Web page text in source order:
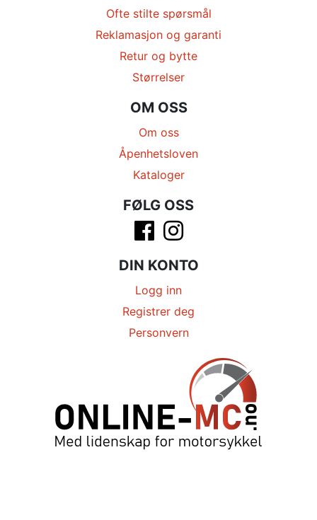
Ofte stilte spørsmål
Reklamasjon og garanti
Retur og bytte
Størrelser
OM OSS
Om oss
Åpenhetsloven
Kataloger
FØLG OSS
DIN KONTO
Logg inn
Registrer deg
Personvern